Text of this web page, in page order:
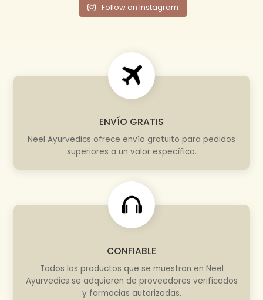
Follow on Instagram
ENVÍO GRATIS
Neel Ayurvedics ofrece envío gratuito para pedidos
superiores a un valor específico.
CONFIABLE
Todos los productos que se muestran en Neel
Ayurvedics se adquieren de proveedores verificados
y farmacias autorizadas.